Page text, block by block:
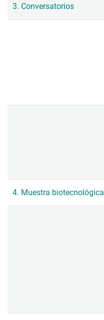
3. Conversatorios
4. Muestra biotecnológica